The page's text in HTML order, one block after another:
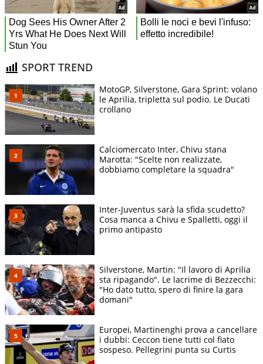
SPORT TREND
MotoGP, Silverstone, Gara Sprint: volano
le Aprilia, tripletta sul podio. Le Ducati
crollano
Calciomercato Inter, Chivu stana
Marotta: "Scelte non realizzate,
dobbiamo completare la squadra"
Inter-Juventus sarà la sfida scudetto?
Cosa manca a Chivu e Spalletti, oggi il
primo antipasto
Silverstone, Martin: "Il lavoro di Aprilia
sta ripagando". Le lacrime di Bezzecchi:
"Ho dato tutto, spero di finire la gara
domani"
Europei, Martinenghi prova a cancellare
i dubbi: Ceccon tiene tutti col fiato
sospeso. Pellegrini punta su Curtis